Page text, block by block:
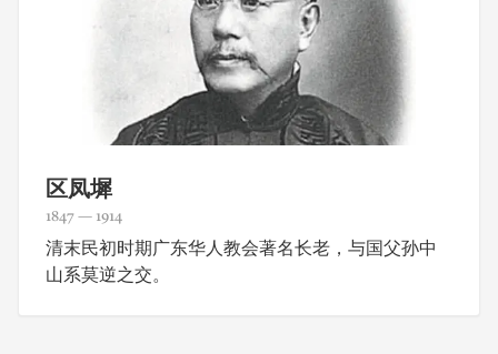
区凤墀
1847 — 1914
清末民初时期广东华人教会著名长老，与国父孙中
山系莫逆之交。